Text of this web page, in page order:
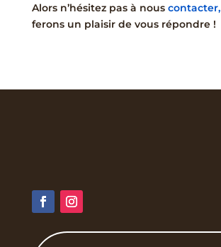
Alors n’hésitez pas à nous contacter,
ferons un plaisir de vous répondre !